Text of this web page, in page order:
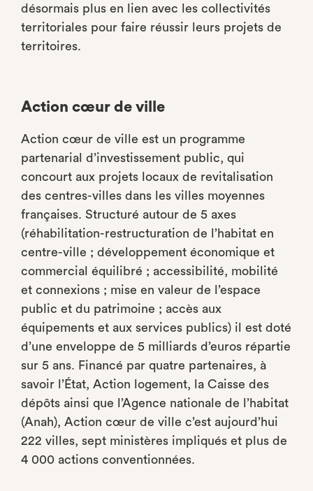
désormais plus en lien avec les collectivités
territoriales pour faire réussir leurs projets de
territoires.
Action cœur de ville
Action cœur de ville est un programme
partenarial d’investissement public, qui
concourt aux projets locaux de revitalisation
des centres-villes dans les villes moyennes
françaises. Structuré autour de 5 axes
(réhabilitation-restructuration de l’habitat en
centre-ville ; développement économique et
commercial équilibré ; accessibilité, mobilité
et connexions ; mise en valeur de l’espace
public et du patrimoine ; accès aux
équipements et aux services publics) il est doté
d’une enveloppe de 5 milliards d’euros répartie
sur 5 ans. Financé par quatre partenaires, à
savoir l’État, Action logement, la Caisse des
dépôts ainsi que l’Agence nationale de l’habitat
(Anah), Action cœur de ville c’est aujourd’hui
222 villes, sept ministères impliqués et plus de
4 000 actions conventionnées.